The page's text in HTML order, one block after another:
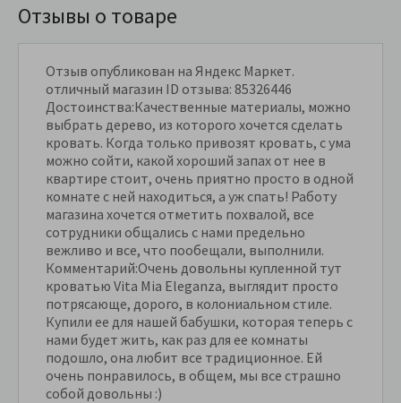
Отзывы о товаре
Отзыв опубликован на Яндекс Маркет.
отличный магазин ID отзыва: 85326446
Достоинства:Качественные материалы, можно
выбрать дерево, из которого хочется сделать
кровать. Когда только привозят кровать, с ума
можно сойти, какой хороший запах от нее в
квартире стоит, очень приятно просто в одной
комнате с ней находиться, а уж спать! Работу
магазина хочется отметить похвалой, все
сотрудники общались с нами предельно
вежливо и все, что пообещали, выполнили.
Комментарий:Очень довольны купленной тут
кроватью Vita Mia Eleganza, выглядит просто
потрясающе, дорого, в колониальном стиле.
Купили ее для нашей бабушки, которая теперь с
нами будет жить, как раз для ее комнаты
подошло, она любит все традиционное. Ей
очень понравилось, в общем, мы все страшно
собой довольны :)